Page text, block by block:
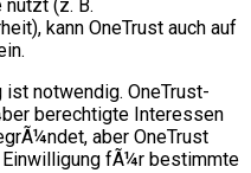
(z. B.
kann OneTrust auch auf
notwendig. OneTrust-
berechtigte Interessen
aber OneTrust
Einwilligung fÃ¼r bestimmte